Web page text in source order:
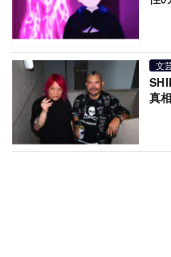
文
真相